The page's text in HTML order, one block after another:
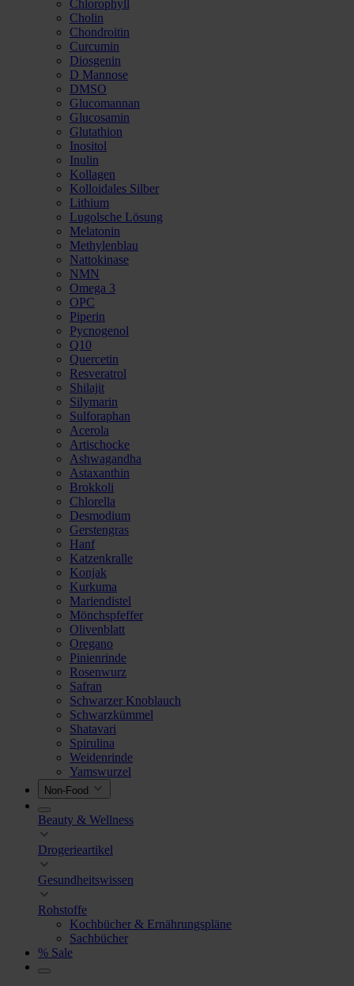
Chlorophyll
Cholin
Chondroitin
Curcumin
Diosgenin
D Mannose
DMSO
Glucomannan
Glucosamin
Glutathion
Inositol
Inulin
Kollagen
Kolloidales Silber
Lithium
Lugolsche Lösung
Melatonin
Methylenblau
Nattokinase
NMN
Omega 3
OPC
Piperin
Pycnogenol
Q10
Quercetin
Resveratrol
Shilajit
Silymarin
Sulforaphan
Acerola
Artischocke
Ashwagandha
Astaxanthin
Brokkoli
Chlorella
Desmodium
Gerstengras
Hanf
Katzenkralle
Konjak
Kurkuma
Mariendistel
Mönchspfeffer
Olivenblatt
Oregano
Pinienrinde
Rosenwurz
Safran
Schwarzer Knoblauch
Schwarzkümmel
Shatavari
Spirulina
Weidenrinde
Yamswurzel
Non-Food
Beauty & Wellness
Drogerieartikel
Gesundheitswissen
Rohstoffe
Kochbücher & Ernährungspläne
Sachbücher
% Sale